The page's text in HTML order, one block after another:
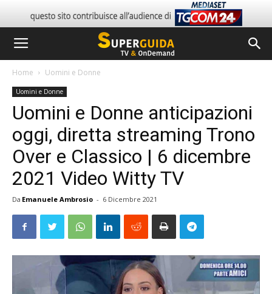
Home Uomini e Donne
Uomini e Donne
Uomini e Donne anticipazioni
oggi, diretta streaming Trono
Over e Classico | 6 dicembre
2021 Video Witty TV
Da Emanuele Ambrosio - 6 Dicembre 2021